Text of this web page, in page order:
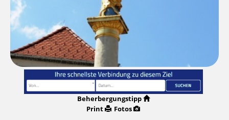
Beherbergungstipp
Print
Fotos